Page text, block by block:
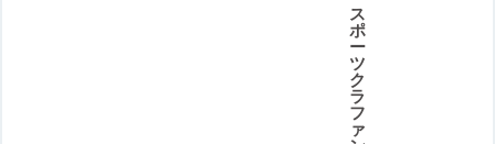
ス
ポ
ー
ツ
ク
ラ
フ
ァ